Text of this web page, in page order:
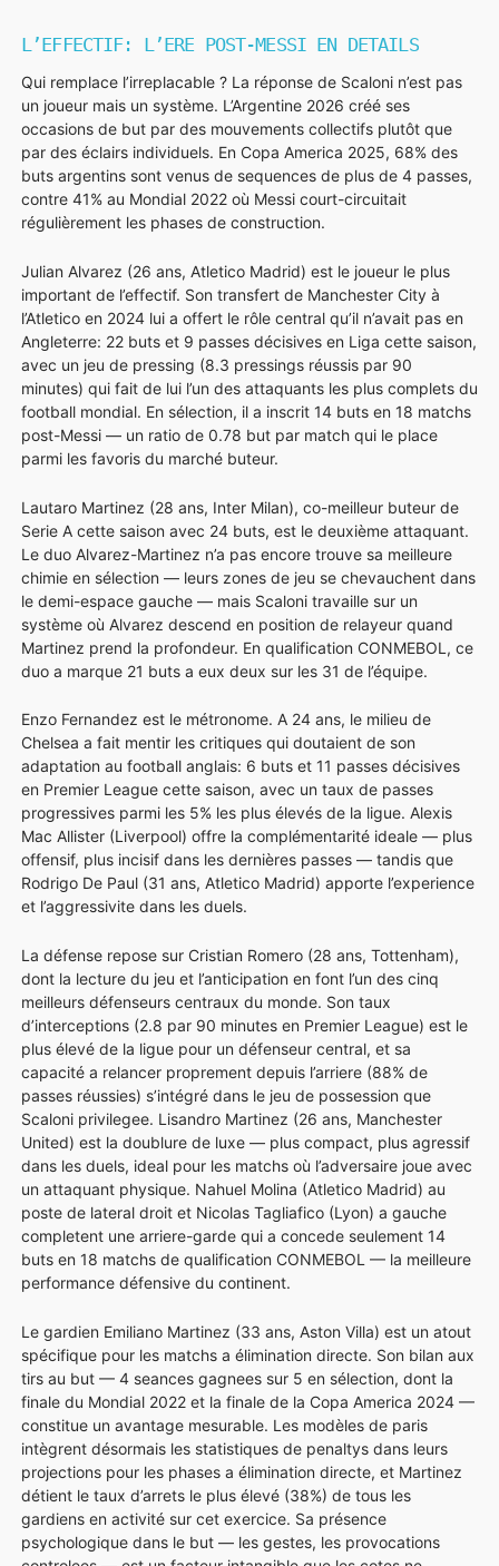
L’EFFECTIF: L’ERE POST-MESSI EN DETAILS
Qui remplace l’irreplacable ? La réponse de Scaloni n’est pas
un joueur mais un système. L’Argentine 2026 créé ses
occasions de but par des mouvements collectifs plutôt que
par des éclairs individuels. En Copa America 2025, 68% des
buts argentins sont venus de sequences de plus de 4 passes,
contre 41% au Mondial 2022 où Messi court-circuitait
régulièrement les phases de construction.
Julian Alvarez (26 ans, Atletico Madrid) est le joueur le plus
important de l’effectif. Son transfert de Manchester City à
l’Atletico en 2024 lui a offert le rôle central qu’il n’avait pas en
Angleterre: 22 buts et 9 passes décisives en Liga cette saison,
avec un jeu de pressing (8.3 pressings réussis par 90
minutes) qui fait de lui l’un des attaquants les plus complets du
football mondial. En sélection, il a inscrit 14 buts en 18 matchs
post-Messi — un ratio de 0.78 but par match qui le place
parmi les favoris du marché buteur.
Lautaro Martinez (28 ans, Inter Milan), co-meilleur buteur de
Serie A cette saison avec 24 buts, est le deuxième attaquant.
Le duo Alvarez-Martinez n’a pas encore trouve sa meilleure
chimie en sélection — leurs zones de jeu se chevauchent dans
le demi-espace gauche — mais Scaloni travaille sur un
système où Alvarez descend en position de relayeur quand
Martinez prend la profondeur. En qualification CONMEBOL, ce
duo a marque 21 buts a eux deux sur les 31 de l’équipe.
Enzo Fernandez est le métronome. A 24 ans, le milieu de
Chelsea a fait mentir les critiques qui doutaient de son
adaptation au football anglais: 6 buts et 11 passes décisives
en Premier League cette saison, avec un taux de passes
progressives parmi les 5% les plus élevés de la ligue. Alexis
Mac Allister (Liverpool) offre la complémentarité ideale — plus
offensif, plus incisif dans les dernières passes — tandis que
Rodrigo De Paul (31 ans, Atletico Madrid) apporte l’experience
et l’aggressivite dans les duels.
La défense repose sur Cristian Romero (28 ans, Tottenham),
dont la lecture du jeu et l’anticipation en font l’un des cinq
meilleurs défenseurs centraux du monde. Son taux
d’interceptions (2.8 par 90 minutes en Premier League) est le
plus élevé de la ligue pour un défenseur central, et sa
capacité a relancer proprement depuis l’arriere (88% de
passes réussies) s’intégré dans le jeu de possession que
Scaloni privilegee. Lisandro Martinez (26 ans, Manchester
United) est la doublure de luxe — plus compact, plus agressif
dans les duels, ideal pour les matchs où l’adversaire joue avec
un attaquant physique. Nahuel Molina (Atletico Madrid) au
poste de lateral droit et Nicolas Tagliafico (Lyon) a gauche
completent une arriere-garde qui a concede seulement 14
buts en 18 matchs de qualification CONMEBOL — la meilleure
performance défensive du continent.
Le gardien Emiliano Martinez (33 ans, Aston Villa) est un atout
spécifique pour les matchs a élimination directe. Son bilan aux
tirs au but — 4 seances gagnees sur 5 en sélection, dont la
finale du Mondial 2022 et la finale de la Copa America 2024 —
constitue un avantage mesurable. Les modèles de paris
intègrent désormais les statistiques de penaltys dans leurs
projections pour les phases a élimination directe, et Martinez
détient le taux d’arrets le plus élevé (38%) de tous les
gardiens en activité sur cet exercice. Sa présence
psychologique dans le but — les gestes, les provocations